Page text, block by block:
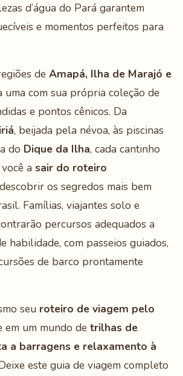
d’água do Pará garantem
e momentos perfeitos para
de Amapá, Ilha de Marajó e
uma com sua própria coleção de
e pontos cênicos. Da
, beijada pela névoa, às piscinas
do Dique da Ilha, cada cantinho
a sair do roteiro
os segredos mais bem
Famílias, viajantes solo e
percursos adequados a
habilidade, com passeios guiados,
de barco prontamente
seu roteiro de viagem pelo
em um mundo de trilhas de
a barragens e relaxamento à
este guia de viagem completo